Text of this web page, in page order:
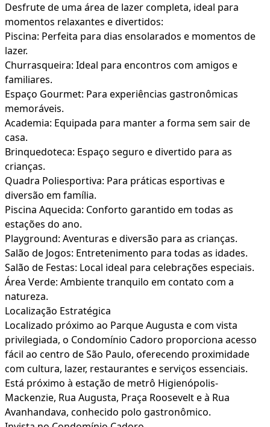
Desfrute de uma área de lazer completa, ideal para
momentos relaxantes e divertidos:
Piscina: Perfeita para dias ensolarados e momentos de
lazer.
Churrasqueira: Ideal para encontros com amigos e
familiares.
Espaço Gourmet: Para experiências gastronômicas
memoráveis.
Academia: Equipada para manter a forma sem sair de
casa.
Brinquedoteca: Espaço seguro e divertido para as
crianças.
Quadra Poliesportiva: Para práticas esportivas e
diversão em família.
Piscina Aquecida: Conforto garantido em todas as
estações do ano.
Playground: Aventuras e diversão para as crianças.
Salão de Jogos: Entretenimento para todas as idades.
Salão de Festas: Local ideal para celebrações especiais.
Área Verde: Ambiente tranquilo em contato com a
natureza.
Localização Estratégica
Localizado próximo ao Parque Augusta e com vista
privilegiada, o Condomínio Cadoro proporciona acesso
fácil ao centro de São Paulo, oferecendo proximidade
com cultura, lazer, restaurantes e serviços essenciais.
Está próximo à estação de metrô Higienópolis-
Mackenzie, Rua Augusta, Praça Roosevelt e à Rua
Avanhandava, conhecido polo gastronômico.